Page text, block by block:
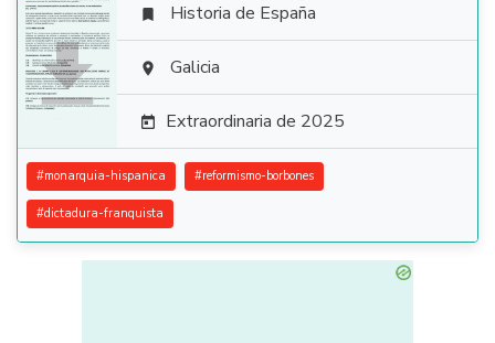

 Historia de España
 Galicia
 Extraordinaria de 2025
#monarquia-hispanica #reformismo-borbones
#dictadura-franquista